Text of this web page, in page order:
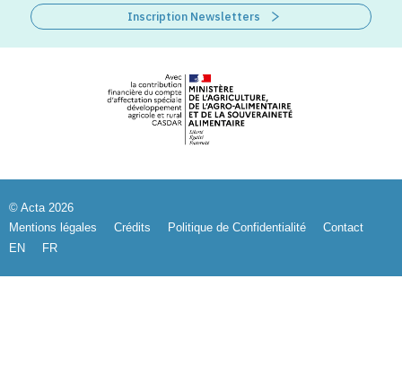
Inscription Newsletters
© Acta 2026
Mentions légales
Crédits Politique de Confidentialité
Contact
EN
FR